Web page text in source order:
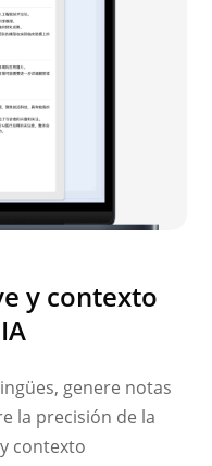
y contexto
genere notas
la precisión de la
contexto